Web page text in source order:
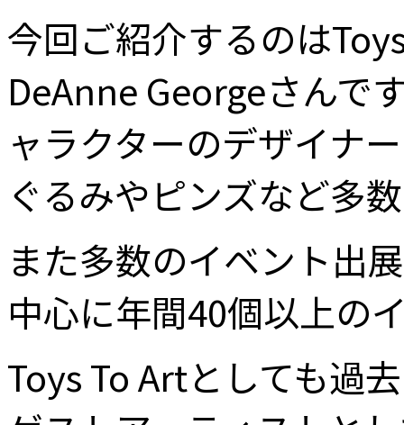
今回ご紹介するのは
DeAnne Georgeさんで
ャラクターのデザイナ
ぐるみやピンズなど多
また多数のイベント出
中心に年間40個以上の
Toys To Artとしても過